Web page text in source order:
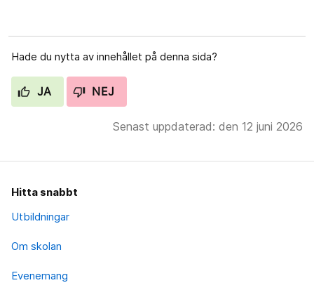
Hade du nytta av innehållet på denna sida?
JA NEJ
Senast uppdaterad: den 12 juni 2026
Hitta snabbt
Utbildningar
Om skolan
Evenemang